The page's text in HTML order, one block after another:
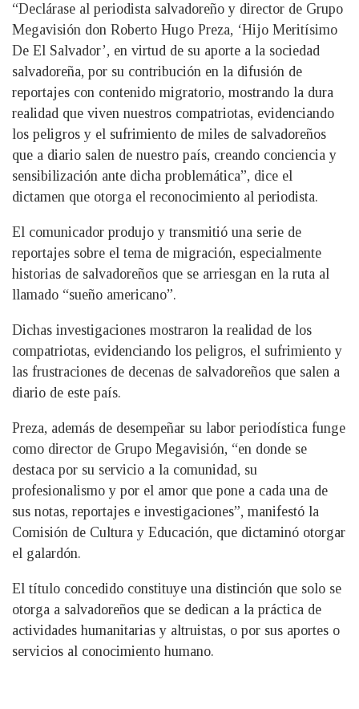
“Declárase al periodista salvadoreño y director de Grupo
Megavisión don Roberto Hugo Preza, ‘Hijo Meritísimo
De El Salvador’, en virtud de su aporte a la sociedad
salvadoreña, por su contribución en la difusión de
reportajes con contenido migratorio, mostrando la dura
realidad que viven nuestros compatriotas, evidenciando
los peligros y el sufrimiento de miles de salvadoreños
que a diario salen de nuestro país, creando conciencia y
sensibilización ante dicha problemática”, dice el
dictamen que otorga el reconocimiento al periodista.
El comunicador produjo y transmitió una serie de
reportajes sobre el tema de migración, especialmente
historias de salvadoreños que se arriesgan en la ruta al
llamado “sueño americano”.
Dichas investigaciones mostraron la realidad de los
compatriotas, evidenciando los peligros, el sufrimiento y
las frustraciones de decenas de salvadoreños que salen a
diario de este país.
Preza, además de desempeñar su labor periodística funge
como director de Grupo Megavisión, “en donde se
destaca por su servicio a la comunidad, su
profesionalismo y por el amor que pone a cada una de
sus notas, reportajes e investigaciones”, manifestó la
Comisión de Cultura y Educación, que dictaminó otorgar
el galardón.
El título concedido constituye una distinción que solo se
otorga a salvadoreños que se dedican a la práctica de
actividades humanitarias y altruistas, o por sus aportes o
servicios al conocimiento humano.